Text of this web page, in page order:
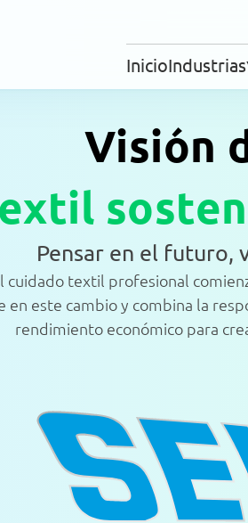
InicioIndustrias
Fuerzas
Visión
Pensar en el futuro,
cuidado textil profesional
en este cambio y combina la
rendimiento económico para